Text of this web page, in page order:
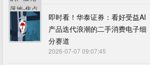
即时看！华泰证券：看好受益AI
产品迭代浪潮的二手消费电子细
分赛道
2026-07-07 09:07:45